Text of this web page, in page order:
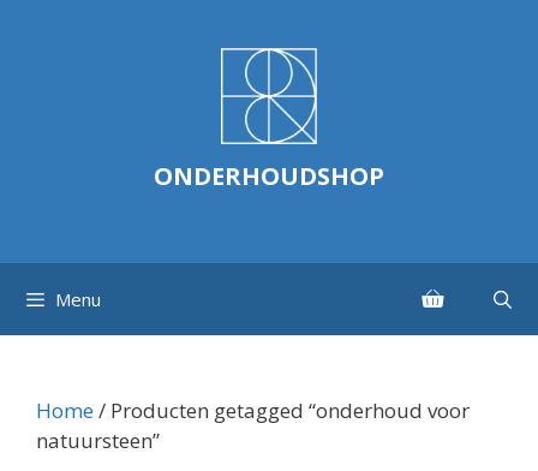
ONDERHOUDSHOP
Menu
Home/ Producten getagged “onderhoud voor
natuursteen”